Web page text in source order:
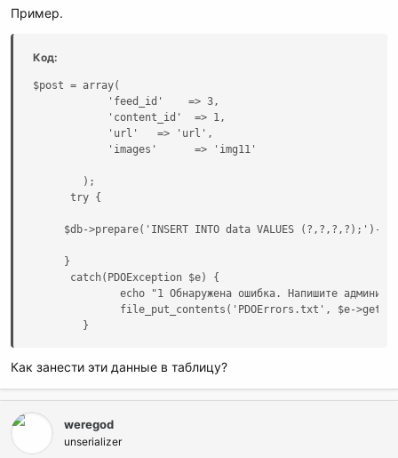
Пример.
Код:
$post = array(
            'feed_id'    => 3,
            'content_id'  => 1,
            'url'   => 'url',
            'images'      => 'img11'
        );
      try {
$db->prepare('INSERT INTO data VALUES (?,?,?,?);')-
     }
      catch(PDOException $e) {
echo "1 Обнаружена ошибка. Напишите
file_put_contents('PDOErrors.txt', $e-
        }
Как занести эти данные в таблицу?
weregod
unserializer